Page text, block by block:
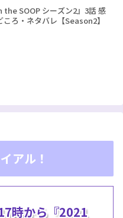
the SOOP シーズン2』3話 感
ころ・ネタバレ【Season2】
アル！
時から『2021